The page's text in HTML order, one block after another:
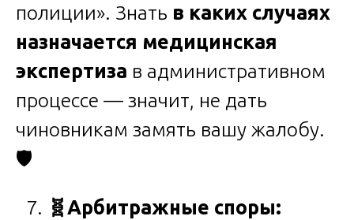
полиции». Знать в каких случаях
назначается медицинская
экспертиза в административном
процессе — значит, не дать
чиновникам замять вашу жалобу.
🛡️
🧬Арбитражные споры: